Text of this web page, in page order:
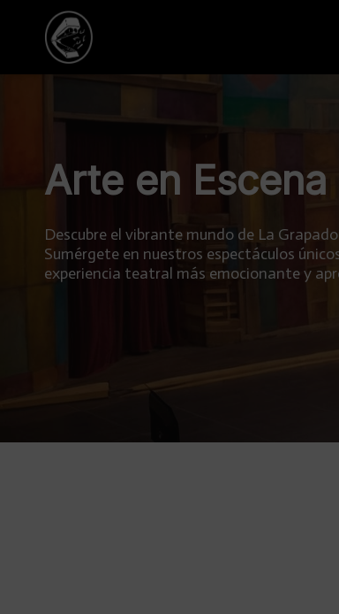
Arte en Escena
Descubre el vibrante mundo de La
Sumérgete en nuestros espectáculos
experiencia teatral más emocionante y